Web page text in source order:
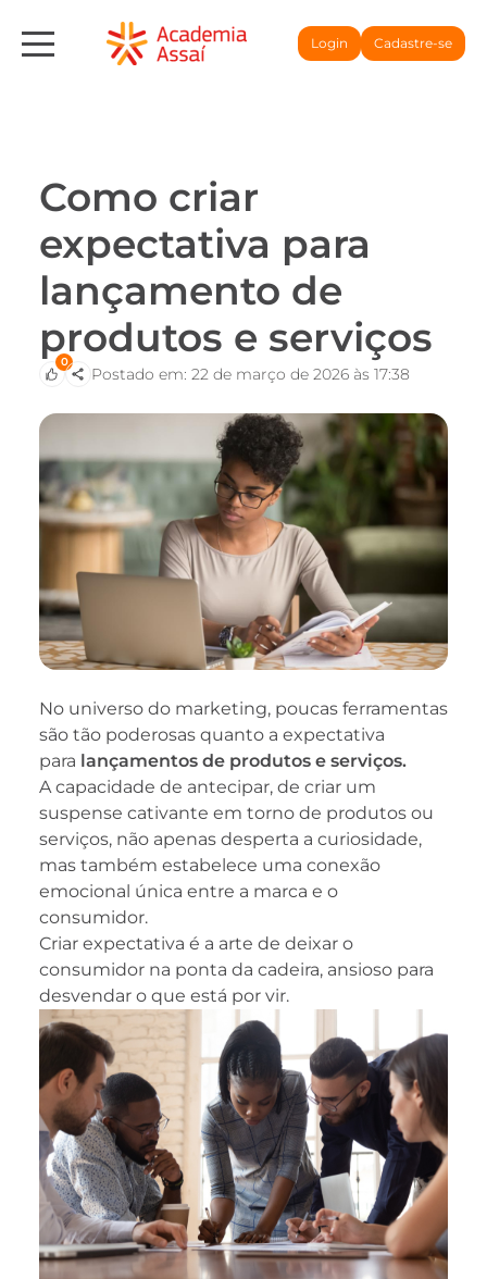
Login Cadastre-se
Como criar
expectativa para
lançamento de
produtos e serviços
0
Postado em: 22 de março de 2026 às 17:38
No universo do marketing, poucas ferramentas
são tão poderosas quanto a expectativa
para lançamentos de produtos e serviços.
A capacidade de antecipar, de criar um
suspense cativante em torno de produtos ou
serviços, não apenas desperta a curiosidade,
mas também estabelece uma conexão
emocional única entre a marca e o
consumidor.
Criar expectativa é a arte de deixar o
consumidor na ponta da cadeira, ansioso para
desvendar o que está por vir.